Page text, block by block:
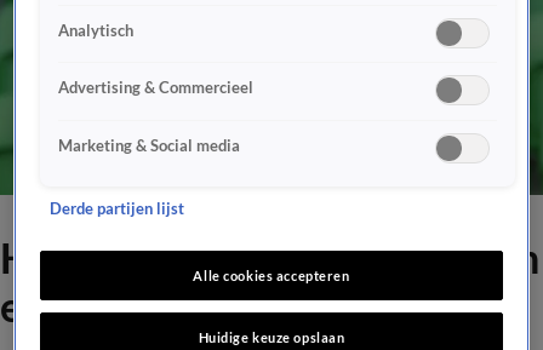
Hiariej bij FC Emmen terug in
eredivisie
Analytisch
Advertising & Commercieel
Marketing & Social media
Derde partijen lijst
Alle cookies accepteren
Huidige keuze opslaan